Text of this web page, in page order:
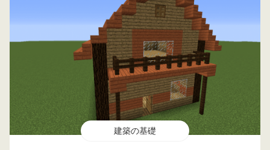
建築の基礎